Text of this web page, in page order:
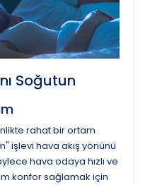
Soğutun
rahat bir ortam
işlevi hava akış yönünü
hava odaya hızlı ve
konfor sağlamak için